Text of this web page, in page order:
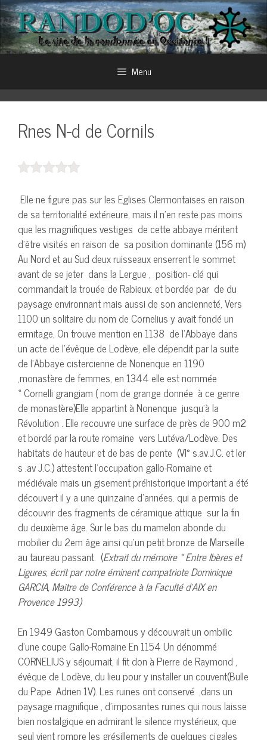
Aller
au
contenu
Menu
Rnes N-d de Cornils
Elle ne figure pas sur les Eglises Clermontaises en raison
de sa territorialité extérieure, mais il n’en reste pas moins
que les magnifiques vestiges de cette abbaye méritent
d’être visités en raison de sa position dominante (156 m)
Au Nord et au Sud deux ruisseaux enserrent le sommet
avant de se jeter dans la Lergue , position- clé qui
commandait la trouée de Rabieux. et bordée par de du
paysage environnant mais aussi de son ancienneté, Vers
1100 un solitaire du nom de Cornelius y avait fondé un
ermitage, On trouve mention en 1138 de l’Abbaye dans
un acte de l’évêque de Lodève, elle dépendit par la suite
de l’Abbaye cistercienne de Nonenque en 1190
,monastère de femmes, en 1344 elle est nommée
« Cornelli grangiam ( nom de grange donnée à ce genre
de monastère)Elle appartint à Nonenque jusqu’à la
Révolution . Elle recouvre une surface de près de 900 m2
et bordé par la route romaine vers Lutéva/Lodève. Des
habitats de hauteur et de bas de pente (VI° s.av.J.C. et Ier
s .av J.C.) attestent l’occupation gallo-Romaine et
médiévale mais un gisement préhistorique important a été
découvert il y a une quinzaine d’années. qui a permis de
découvrir des fragments de céramique attique sur la fin
du deuxième âge. Sur le bas du mamelon abonde du
mobilier du 2em âge ainsi qu’un petit bronze de Marseille
au taureau passant. (Extrait du mémoire « Entre Ibères et
Ligures, écrit par notre éminent compatriote Dominique
GARCIA, Maitre de Conférence à la Faculté d’AIX en
Provence 1993)
En 1949 Gaston Combarnous y découvrait un ombilic
d’une coupe Gallo-Romaine En 1154 Un dénommé
CORNELIUS y séjournait, il fit don à Pierre de Raymond ,
évêque de Lodève, du lieu pour y installer un couvent(Bulle
du Pape Adrien 1V). Les ruines ont conservé ,dans un
paysage magnifique , d’imposantes ruines qui nous laisse
bien nostalgique en admirant le silence mystérieux, que
seul vient rompre les grésillements de quelques cigales